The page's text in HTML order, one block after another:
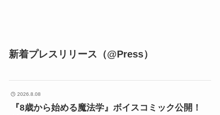
新着プレスリリース（@Press）
2026.8.08
『8歳から始める魔法学』ボイスコミック公開！